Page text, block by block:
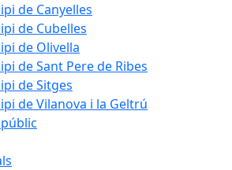
de Canyelles
de Cubelles
de Olivella
de Sant Pere de Ribes
de Sitges
de Vilanova i la Geltrú